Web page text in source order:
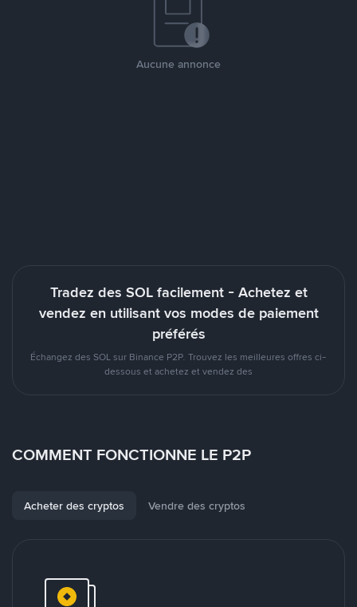
Aucune annonce
Tradez des SOL facilement - Achetez et
vendez en utilisant vos modes de paiement
préférés
Échangez des SOL sur Binance P2P. Trouvez les meilleures offres ci-
dessous et achetez et vendez des
COMMENT FONCTIONNE LE P2P
Acheter des cryptos Vendre des cryptos